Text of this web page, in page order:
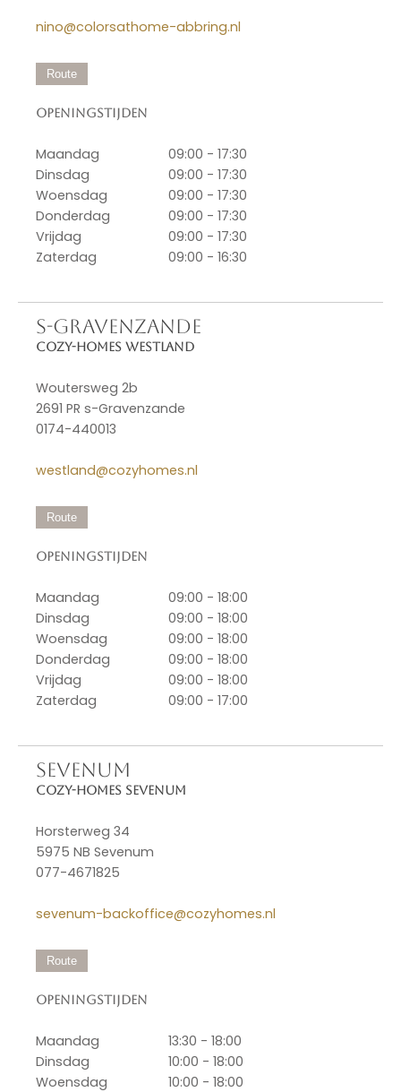
nino@colorsathome-abbring.nl
Route
Openingstijden
Maandag
09:00 - 17:30
Dinsdag
09:00 - 17:30
Woensdag
09:00 - 17:30
Donderdag
09:00 - 17:30
Vrijdag
09:00 - 17:30
Zaterdag
09:00 - 16:30
S-GRAVENZANDE
Cozy-Homes Westland
Woutersweg 2b
2691 PR s-Gravenzande
0174-440013
westland@cozyhomes.nl
Route
Openingstijden
Maandag
09:00 - 18:00
Dinsdag
09:00 - 18:00
Woensdag
09:00 - 18:00
Donderdag
09:00 - 18:00
Vrijdag
09:00 - 18:00
Zaterdag
09:00 - 17:00
SEVENUM
Cozy-Homes Sevenum
Horsterweg 34
5975 NB Sevenum
077-4671825
sevenum-backoffice@cozyhomes.nl
Route
Openingstijden
Maandag
13:30 - 18:00
Dinsdag
10:00 - 18:00
Woensdag
10:00 - 18:00